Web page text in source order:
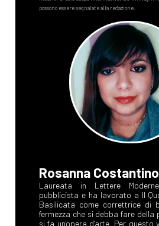
Rosanna Costantino